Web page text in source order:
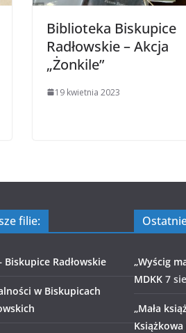
Biblioteka Biskupice
Radłowskie – Akcja
„Żonkile”
19 kwietnia 2023
filie:
Biskupice Radłowskie
w Biskupicach
„Wyścig
MDKK 7
„Mała